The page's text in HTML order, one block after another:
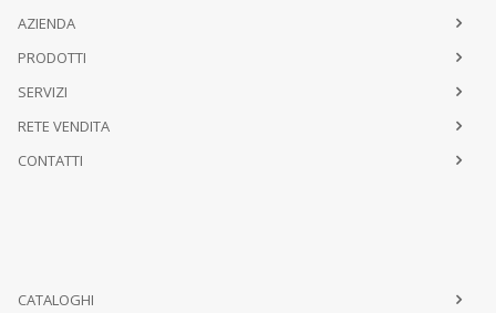
AZIENDA
PRODOTTI
SERVIZI
RETE VENDITA
CONTATTI
CATALOGHI